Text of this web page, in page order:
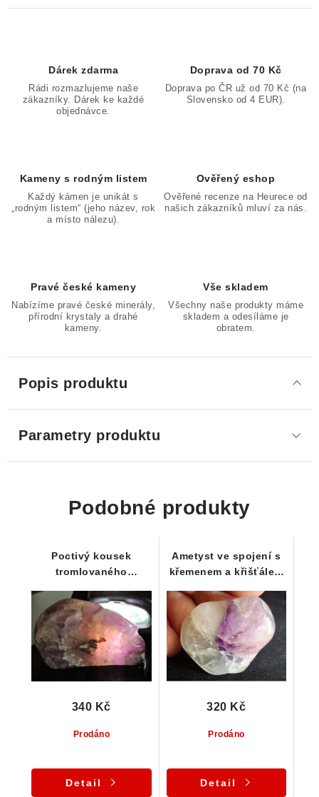
Dárek zdarma
Rádi rozmazlujeme naše
zákazníky. Dárek ke každé
objednávce.
Doprava od 70 Kč
Doprava po ČR už od 70 Kč (na
Slovensko od 4 EUR).
Kameny s rodným listem
Každý kámen je unikát s
„rodným listem“ (jeho název, rok
a místo nálezu).
Ověřený eshop
Ověřené recenze na Heurece od
našich zákazníků mluví za nás.
Pravé české kameny
Nabízíme pravé české minerály,
přírodní krystaly a drahé
kameny.
Vše skladem
Všechny naše produkty máme
skladem a odesíláme je
obratem.
Popis produktu
Parametry produktu
Podobné produkty
Poctivý kousek
tromlovaného
prostoupeného
křemenem
Prodáno
340 Kč
Detail
Ametyst ve spojení s
křemenem a křišťálem
Prodáno
320 Kč
Detail